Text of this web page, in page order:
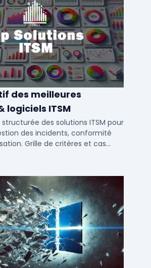
des meilleures
logiciels ITSM
des solutions ITSM pour
des incidents, conformité
Grille de critères et cas
d'entreprise.